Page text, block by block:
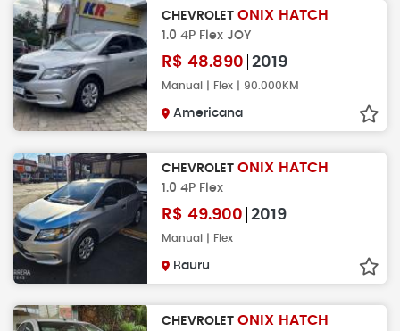
CHEVROLET ONIX HATCH
1.0 4P Flex JOY
R$ 48.890 2019
Manual | Flex | 90.000KM
Americana
CHEVROLET ONIX HATCH
1.0 4P Flex
R$ 49.900 2019
Manual | Flex
Bauru
CHEVROLET ONIX HATCH